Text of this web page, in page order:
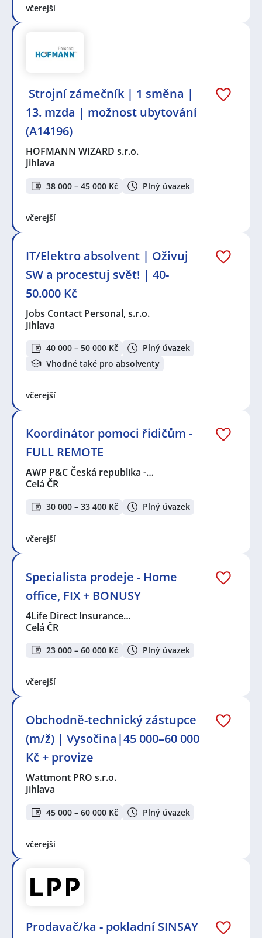
včerejší
️ Strojní zámečník | 1 směna |
13. mzda | možnost ubytování
(A14196)
HOFMANN WIZARD s.r.o.
Jihlava
38 000 – 45 000 Kč Plný úvazek
včerejší
IT/Elektro absolvent | Oživuj
SW a procestuj svět! | 40-
50.000 Kč
Jobs Contact Personal, s.r.o.
Jihlava
40 000 – 50 000 Kč
Plný úvazek
Vhodné také pro absolventy
včerejší
Koordinátor pomoci řidičům -
FULL REMOTE
AWP P&C Česká republika -…
Celá ČR
30 000 – 33 400 Kč Plný úvazek
včerejší
Specialista prodeje - Home
office, FIX + BONUSY
4Life Direct Insurance…
Celá ČR
23 000 – 60 000 Kč Plný úvazek
včerejší
Obchodně-technický zástupce
(m/ž) | Vysočina|45 000–60 000
Kč + provize
Wattmont PRO s.r.o.
Jihlava
45 000 – 60 000 Kč Plný úvazek
včerejší
Prodavač/ka - pokladní SINSAY